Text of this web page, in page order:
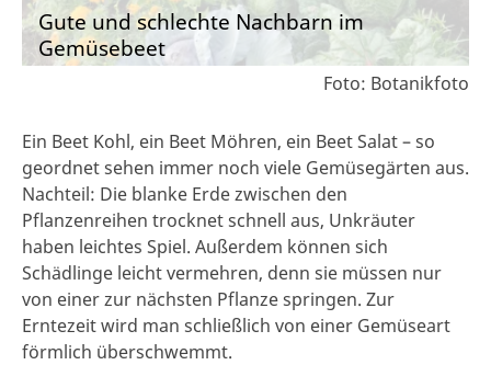
Gute und schlechte Nachbarn im
Gemüsebeet
Foto: Botanikfoto
Ein Beet Kohl, ein Beet Möhren, ein Beet Salat – so
geordnet sehen immer noch viele Gemüsegärten aus.
Nachteil: Die blanke Erde zwischen den
Pflanzenreihen trocknet schnell aus, Unkräuter
haben leichtes Spiel. Außerdem können sich
Schädlinge leicht vermehren, denn sie müssen nur
von einer zur nächsten Pflanze springen. Zur
Erntezeit wird man schließlich von einer Gemüseart
förmlich überschwemmt.